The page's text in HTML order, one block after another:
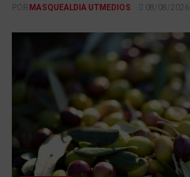
POR MASQUEALDIA UTMEDIOS 08/08/2026